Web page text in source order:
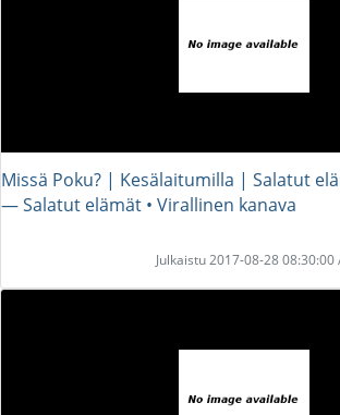
Missä Poku? | Kesälaitumilla | Salatut
― Salatut elämät • Virallinen kanava
Julkaistu 2017-08-28